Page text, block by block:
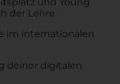
der Lehre
im internationalen
deiner digitalen